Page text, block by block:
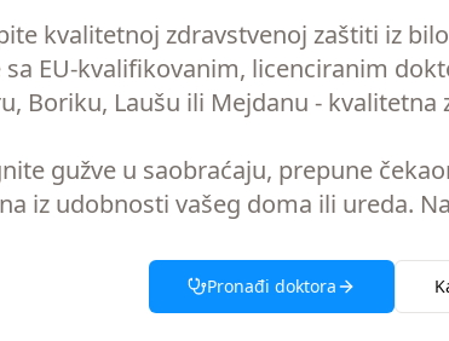
kvalitetnoj zdravstvenoj zaštiti iz
sa EU-kvalifikovanim, licenciranim
Boriku, Laušu ili Mejdanu -
gužve u saobraćaju, prepune
iz udobnosti vašeg doma ili ureda.
Pronađi doktora